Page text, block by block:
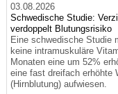
03.08.2026
Schwedische Studie:
verdoppelt Blutungsrisiko
Eine schwedische Studie
keine intramuskuläre
Monaten eine um 52%
eine fast dreifach erhöhte
(Hirnblutung) aufwiesen.